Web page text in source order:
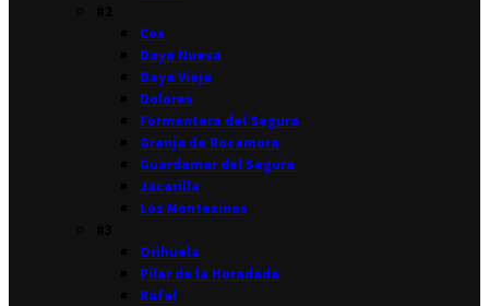
Cox
Daya Nueva
Daya Vieja
Dolores
Formentera del Segura
Granja de Rocamora
Guardamar del Segura
Jacarilla
Los Montesinos
Orihuela
Pilar de la Horadada
Rafal